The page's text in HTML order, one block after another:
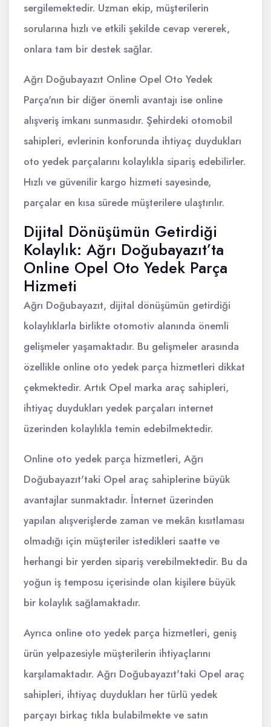
sergilemektedir. Uzman ekip, müşterilerin
sorularına hızlı ve etkili şekilde cevap vererek,
onlara tam bir destek sağlar.
Ağrı Doğubayazıt Online Opel Oto Yedek
Parça'nın bir diğer önemli avantajı ise online
alışveriş imkanı sunmasıdır. Şehirdeki otomobil
sahipleri, evlerinin konforunda ihtiyaç duydukları
oto yedek parçalarını kolaylıkla sipariş edebilirler.
Hızlı ve güvenilir kargo hizmeti sayesinde,
parçalar en kısa sürede müşterilere ulaştırılır.
Dijital Dönüşümün Getirdiği
Kolaylık: Ağrı Doğubayazıt’ta
Online Opel Oto Yedek Parça
Hizmeti
Ağrı Doğubayazıt, dijital dönüşümün getirdiği
kolaylıklarla birlikte otomotiv alanında önemli
gelişmeler yaşamaktadır. Bu gelişmeler arasında
özellikle online oto yedek parça hizmetleri dikkat
çekmektedir. Artık Opel marka araç sahipleri,
ihtiyaç duydukları yedek parçaları internet
üzerinden kolaylıkla temin edebilmektedir.
Online oto yedek parça hizmetleri, Ağrı
Doğubayazıt'taki Opel araç sahiplerine büyük
avantajlar sunmaktadır. İnternet üzerinden
yapılan alışverişlerde zaman ve mekân kısıtlaması
olmadığı için müşteriler istedikleri saatte ve
herhangi bir yerden sipariş verebilmektedir. Bu da
yoğun iş temposu içerisinde olan kişilere büyük
bir kolaylık sağlamaktadır.
Ayrıca online oto yedek parça hizmetleri, geniş
ürün yelpazesiyle müşterilerin ihtiyaçlarını
karşılamaktadır. Ağrı Doğubayazıt'taki Opel araç
sahipleri, ihtiyaç duydukları her türlü yedek
parçayı birkaç tıkla bulabilmekte ve satın